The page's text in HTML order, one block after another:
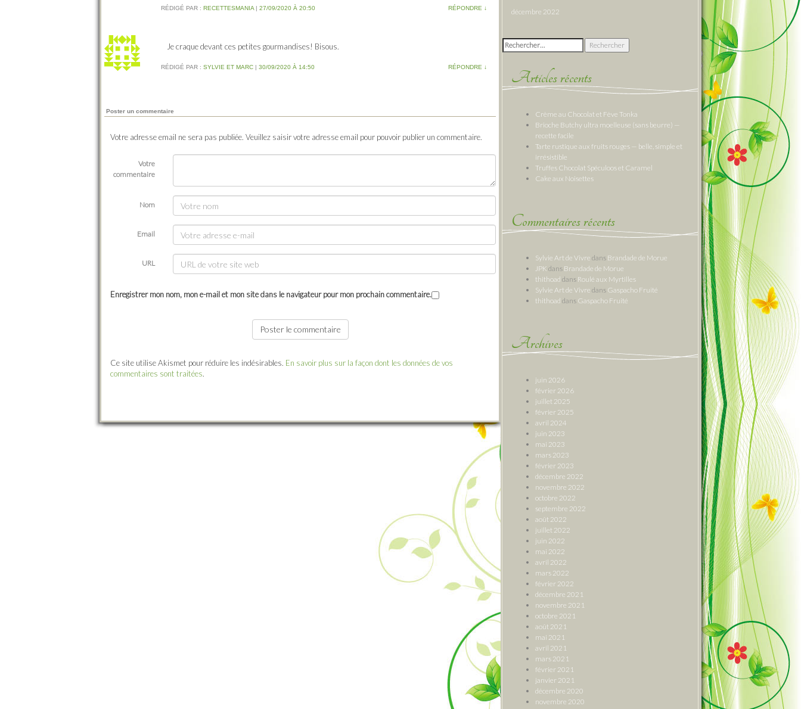
RÉDIGÉ PAR : RECETTESMANIA| 27/09/2020 À 20:50 RÉPONDRE ↓
Je craque devant ces petites gourmandises! Bisous.
RÉDIGÉ PAR : SYLVIE ET MARC| 30/09/2020 À 14:50 RÉPONDRE ↓
Poster un commentaire
Votre adresse email ne sera pas publiée. Veuillez saisir votre adresse email pour pouvoir publier un commentaire.
Votre
commentaire
Nom
Email
URL
Enregistrer mon nom, mon e-mail et mon site dans le navigateur pour mon prochain commentaire.
Ce site utilise Akismet pour réduire les indésirables. En savoir plus sur la façon dont les données de vos
commentaires sont traitées.
décembre 2022
Rechercher :
Articles récents
Crème au Chocolat et Fève Tonka
Brioche Butchy ultra moelleuse (sans beurre) —
recette facile
Tarte rustique aux fruits rouges — belle, simple et
irrésistible
Truffes Chocolat Spéculoos et Caramel
Cake aux Noisettes
Commentaires récents
Sylvie Art de Vivre dans Brandade de Morue
JPK dans Brandade de Morue
thithoad dans Roulé aux Myrtilles
Sylvie Art de Vivre dans Gaspacho Fruité
thithoad dans Gaspacho Fruité
Archives
juin 2026
février 2026
juillet 2025
février 2025
avril 2024
juin 2023
mai 2023
mars 2023
février 2023
décembre 2022
novembre 2022
octobre 2022
septembre 2022
août 2022
juillet 2022
juin 2022
mai 2022
avril 2022
mars 2022
février 2022
décembre 2021
novembre 2021
octobre 2021
août 2021
mai 2021
avril 2021
mars 2021
février 2021
janvier 2021
décembre 2020
novembre 2020